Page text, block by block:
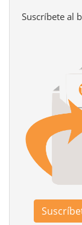
Suscríbete al